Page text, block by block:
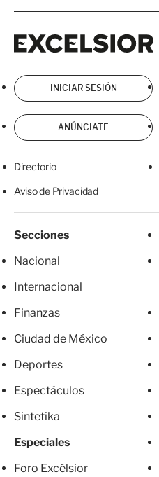
INICIAR SESIÓN
ANÚNCIATE
Directorio
Aviso de Privacidad
Secciones
Nacional
Internacional
Finanzas
Ciudad de México
Deportes
Espectáculos
Sintetika
Especiales
Foro Excélsior